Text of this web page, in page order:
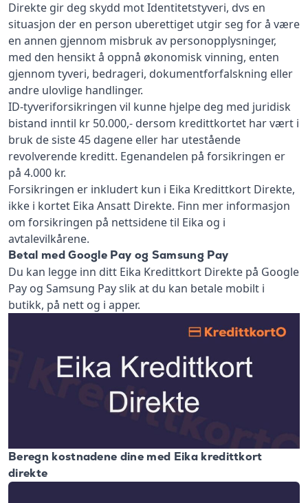
Direkte gir deg skydd mot Identitetstyveri, dvs en
situasjon der en person uberettiget utgir seg for å være
en annen gjennom misbruk av personopplysninger,
med den hensikt å oppnå økonomisk vinning, enten
gjennom tyveri, bedrageri, dokumentforfalskning eller
andre ulovlige handlinger.
ID-tyveriforsikringen vil kunne hjelpe deg med juridisk
bistand inntil kr 50.000,- dersom kredittkortet har vært i
bruk de siste 45 dagene eller har utestående
revolverende kreditt. Egenandelen på forsikringen er
på 4.000 kr.
Forsikringen er inkludert kun i Eika Kredittkort Direkte,
ikke i kortet Eika Ansatt Direkte. Finn mer informasjon
om forsikringen på nettsidene til Eika og i
avtalevilkårene.
Betal med Google Pay og Samsung Pay
Du kan legge inn ditt Eika Kredittkort Direkte på Google
Pay og Samsung Pay slik at du kan betale mobilt i
butikk, på nett og i apper.
Beregn kostnadene dine med Eika kredittkort
direkte